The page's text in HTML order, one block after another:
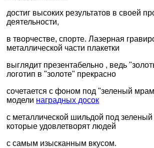
достиг высоких результатов в своей
деятельности,
в творчестве, спорте. Лазерная
металлической части плакетки
выглядит презентабельно , ведь
логотип в "золоте" прекрасно
сочетается с фоном под "зеленый
модели наградных досок
с металлической шильдой под
которые удовлетворят людей
с самым изысканным вкусом.